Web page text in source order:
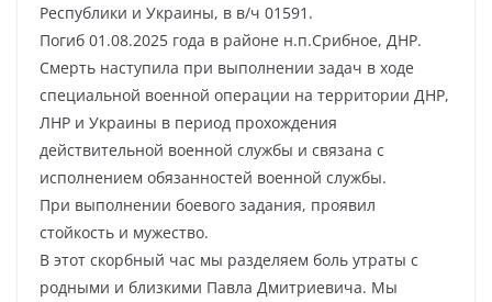
Республики и Украины, в в/ч 01591.
Погиб 01.08.2025 года в районе н.п.Срибное, ДНР.
Смерть наступила при выполнении задач в ходе
специальной военной операции на территории ДНР,
ЛНР и Украины в период прохождения
действительной военной службы и связана с
исполнением обязанностей военной службы.
При выполнении боевого задания, проявил
стойкость и мужество.
В этот скорбный час мы разделяем боль утраты с
родными и близкими Павла Дмитриевича. Мы